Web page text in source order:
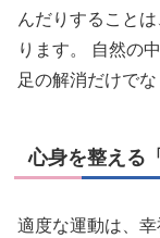
んだりすること
ります。 自然の
足の解消だけで
心身を整える
適度な運動は、幸